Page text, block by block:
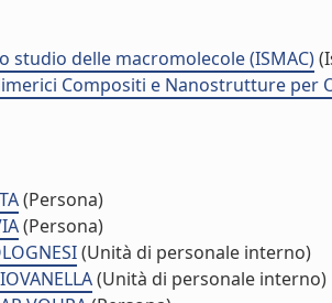
studio delle macromolecole (ISMAC)
Compositi e Nanostrutture per
(Persona)
(Persona)
(Unità di personale interno)
(Unità di personale interno)